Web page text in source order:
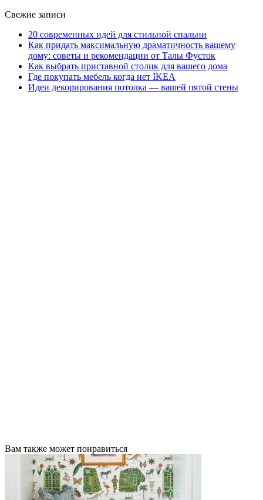
Свежие записи
20 современных идей для стильной спальни
Как придать максимальную драматичность вашему
дому: советы и рекомендации от Талы Фусток
Как выбрать приставной столик для вашего дома
Где покупать мебель когда нет IKEA
Идеи декорирования потолка — вашей пятой стены
Вам также может понравиться